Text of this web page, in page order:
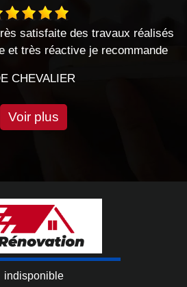
satisfaite des travaux réalisés
très réactive je recommande
CHEVALIER
Voir plus
indisponible